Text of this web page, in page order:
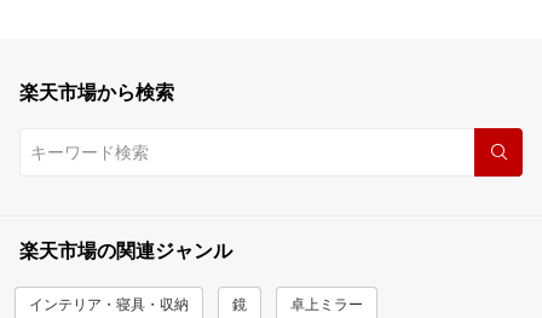
楽天市場から検索
楽天市場の関連ジャンル
インテリア・寝具・収納 鏡 卓上ミラー